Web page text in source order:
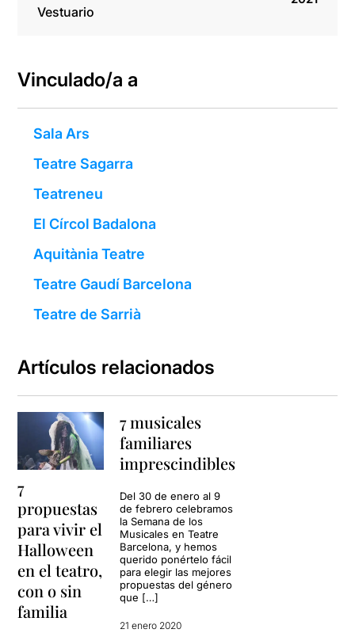
Vestuario
Vinculado/a a
Sala Ars
Teatre Sagarra
Teatreneu
El Círcol Badalona
Aquitània Teatre
Teatre Gaudí Barcelona
Teatre de Sarrià
Artículos relacionados
7
propuestas
para vivir el
Halloween
en el teatro,
con o sin
familia
7 musicales
familiares
imprescindibles
Del 30 de enero al 9
de febrero celebramos
la Semana de los
Musicales en Teatre
Barcelona, ​​y hemos
querido ponértelo fácil
para elegir las mejores
propuestas del género
que […]
21 enero 2020